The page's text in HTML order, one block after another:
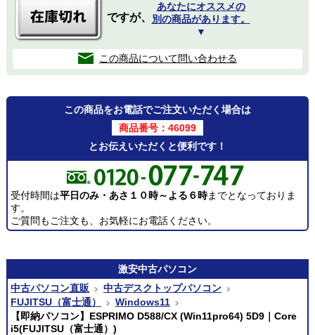
ですが、
あなたにオススメの
別の商品があります。
▼
この商品について問い合わせる
この商品をお電話でご注文いただく場合は
商品番号：46099
とお伝えいただくと便利です！
受付時間は平日のみ・あさ１０時～よる６時までとなっておりま
す。
ご質問もご注文も、お気軽にお電話ください。
激安中古パソコン
中古パソコン直販
中古デスクトップパソコン
FUJITSU（富士通）
Windows11
【即納パソコン】ESPRIMO D588/CX (Win11pro64) 5D9｜Core
i5(FUJITSU（富士通）)